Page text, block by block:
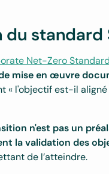
standard
Net-Zero
mise en œuvre
« l'objectif est-il aligné
n'est pas un
la validation des
de l’atteindre.